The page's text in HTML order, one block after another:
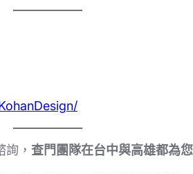
， 查門團隊在台中與高雄都為您